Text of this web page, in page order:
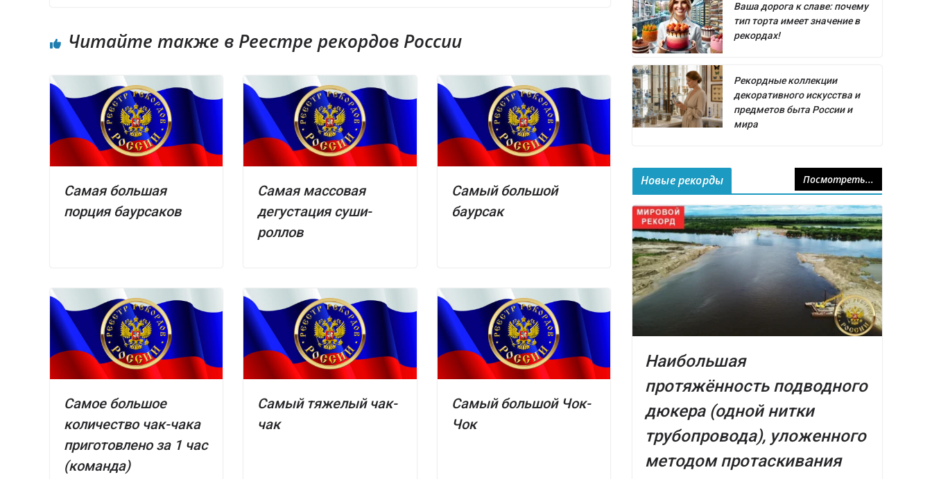
Читайте также в Реестре рекордов России
Самая большая
порция баурсаков
Самая массовая
дегустация суши-
роллов
Самый большой
баурсак
Самое большое
количество чак-чака
приготовлено за 1 час
(команда)
Самый тяжелый чак-
чак
Самый большой Чок-
Чок
Ваша дорога к славе: почему
тип торта имеет значение в
рекордах!
Рекордные коллекции
декоративного искусства и
предметов быта России и
мира
Новые рекорды Посмотреть...
Наибольшая
протяжённость подводного
дюкера (одной нитки
трубопровода), уложенного
методом протаскивания